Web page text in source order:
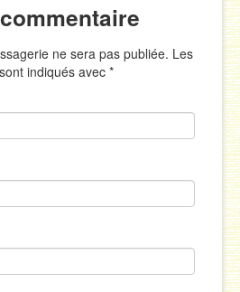
ne sera pas publiée. Les
indiqués avec*